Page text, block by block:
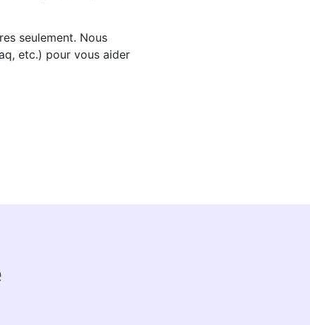
seulement. Nous
etc.) pour vous aider